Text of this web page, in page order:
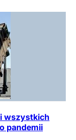
wszystkich
pandemii